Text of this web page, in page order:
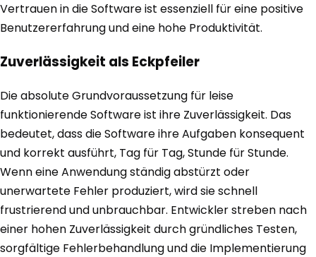
Vertrauen in die Software ist essenziell für eine positive
Benutzererfahrung und eine hohe Produktivität.
Zuverlässigkeit als Eckpfeiler
Die absolute Grundvoraussetzung für leise
funktionierende Software ist ihre Zuverlässigkeit. Das
bedeutet, dass die Software ihre Aufgaben konsequent
und korrekt ausführt, Tag für Tag, Stunde für Stunde.
Wenn eine Anwendung ständig abstürzt oder
unerwartete Fehler produziert, wird sie schnell
frustrierend und unbrauchbar. Entwickler streben nach
einer hohen Zuverlässigkeit durch gründliches Testen,
sorgfältige Fehlerbehandlung und die Implementierung